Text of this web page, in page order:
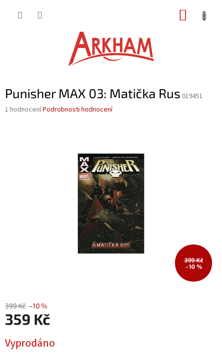
Punisher MAX 03: Matička Rus 019451
Průměrné
1 hodnoceníPodrobnosti hodnocení
399 Kč
–10 %
399 Kč –10 %
359 Kč
cena:
Vyprodáno